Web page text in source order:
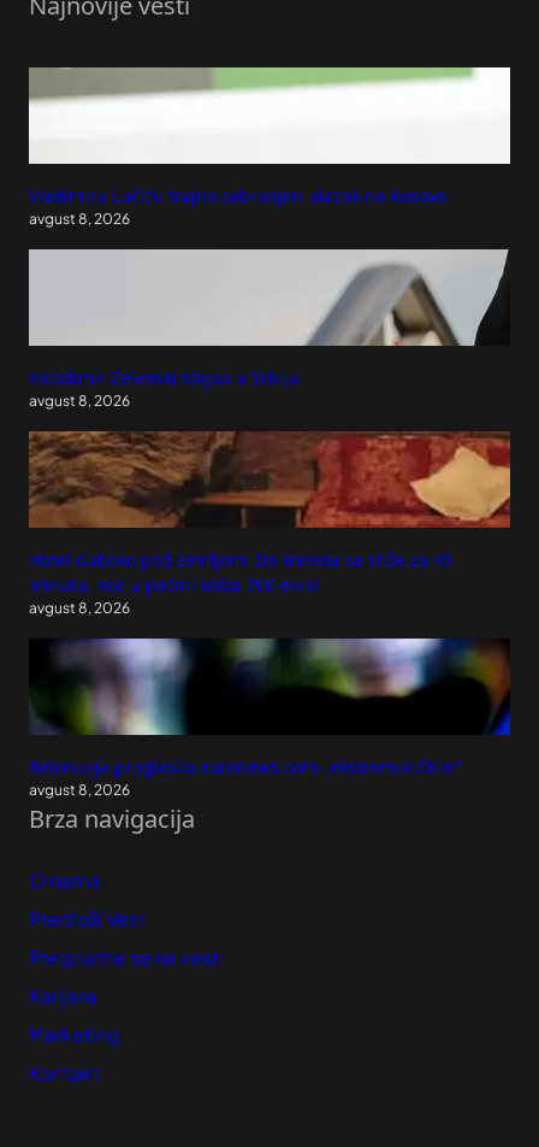
Vladimiru Lučiću trajno zabranjen ulazak na Kosovo
avgust 8, 2026
Volodimir Zelenski stigao u Srbiju
avgust 8, 2026
Hotel duboko pod zemljom: Do kreveta se stiže za 45
minuta, noć u pećini košta 700 evra!
avgust 8, 2026
Belorusija proglasila euronews.com „ekstremističkim“
avgust 8, 2026
Brza navigacija
O nama
Predloži Vest
Pretplatite se na vesti
Karijera
Marketing
Kontakt